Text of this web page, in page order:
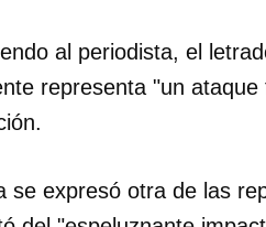
al periodista, el
representa "un
se expresó otra de las